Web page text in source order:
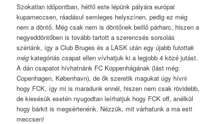
Szokatlan időpontban, hétfő este lépünk pályára európai
kupameccsen, ráadásul semleges helyszínen, pedig ez még
nem a döntő. Még csak nem is döntőnek beillő párharc, hiszen a
negyeddöntőben is tovább tartott a szerencsés sorsolás
szériánk, így a Club Bruges és a LASK után egy újabbfutottak
mégkategóriás csapat ellen vívhatjuk ki a legjobb 4 közé jutást.
A dán csapatot hívhatnánk FC Koppenhágának (lást még:
Copenhagen, København), de ők szeretik magukat úgy hívni
hogy FCK, így mi is maradunk ennél, hiszen nem csak rövidebb,
de kiesésük esetén nyugodtan leírhatjuk hogy FCK off, anélkül
hogy bárkit is megsértenénk. Nézzük, mit várhatunk a ma esti
meccsen!